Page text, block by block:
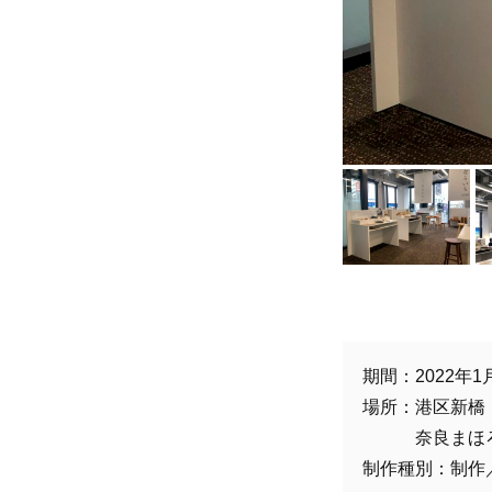
期間：2022年1
場所：港区新橋
奈良まほろ
制作種別：制作